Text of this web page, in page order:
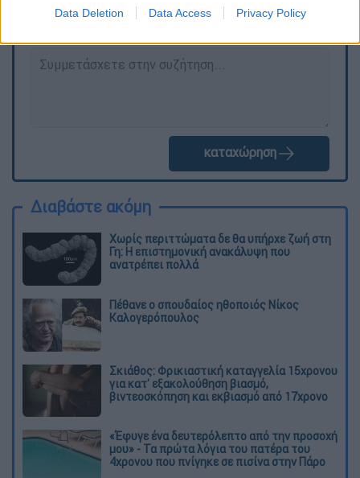
Data Deletion Data Access Privacy Policy
καταχώρηση
Διαβάστε ακόμη
Χωρίς περιττώματα δε θα υπήρχε ζωή στη
Γη: Η επιστημονική ανακάλυψη που
ανατρέπει πολλά
Πέθανε ο σπουδαίος ηθοποιός Νίκος
Καλογερόπουλος
Σκιάθος: Φρικιαστική καταγγελία 15χρονου
για κατ' εξακολούθηση βιασμό,
βιντεοσκόπηση και εκβιασμό από 17χρονο
«Έφυγε ένα δευτερόλεπτο από την προσοχή
μου» - Τα πρώτα λόγια του πατέρα του
4χρονου που πνίγηκε σε πισίνα στην Πάρο